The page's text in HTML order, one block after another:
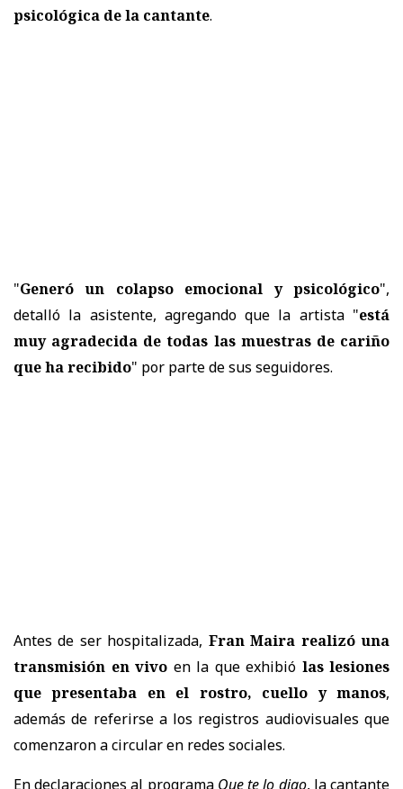
psicológica de la cantante.
"Generó un colapso emocional y psicológico",
detalló la asistente, agregando que la artista "está
muy agradecida de todas las muestras de cariño
que ha recibido" por parte de sus seguidores.
Antes de ser hospitalizada, Fran Maira realizó una
transmisión en vivo en la que exhibió las lesiones
que presentaba en el rostro, cuello y manos,
además de referirse a los registros audiovisuales que
comenzaron a circular en redes sociales.
En declaraciones al programa Que te lo digo, la cantante